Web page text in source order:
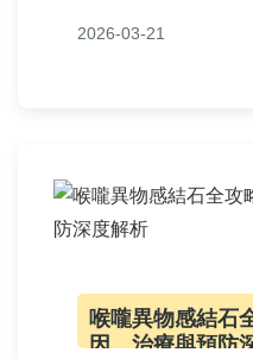
用經驗，提供完整實
2026-03-21
喉嚨異物感結石
因、治療與預防